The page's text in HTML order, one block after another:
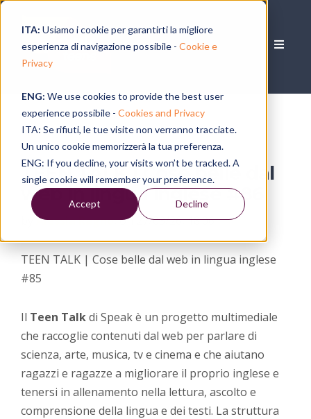
ITA: Usiamo i cookie per garantirti la migliore
esperienza di navigazione possibile - Cookie e
Privacy
ENG: We use cookies to provide the best user
experience possibile - Cookies and Privacy
ITA: Se rifiuti, le tue visite non verranno tracciate.
Un unico cookie memorizzerà la tua preferenza.
ENG: If you decline, your visits won’t be tracked. A
single cookie will remember your preference.
Accept Decline
TEEN TALK | Cose belle dal
web in lingua inglese #86
Alessia Ragno, on 27/03/26, 18:06
TEEN TALK | Cose belle dal web in lingua inglese
#85
Il Teen Talkdi Speak è un progetto multimediale
che raccoglie contenuti dal web per parlare di
scienza, arte, musica, tv e cinema e che aiutano
ragazzi e ragazze a migliorare il proprio inglese e
tenersi in allenamento nella lettura, ascolto e
comprensione della lingua e dei testi. La struttura